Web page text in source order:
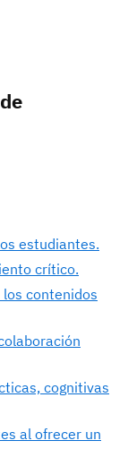
estudiantes.
crítico.
contenidos
cognitivas
al ofrecer un